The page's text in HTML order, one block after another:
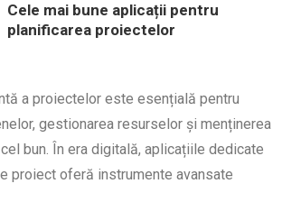
Cele mai bune aplicații pentru
planificarea proiectelor
a proiectelor este esențială pentru
gestionarea resurselor și menținerea
bun. În era digitală, aplicațiile dedicate
proiect oferă instrumente avansate